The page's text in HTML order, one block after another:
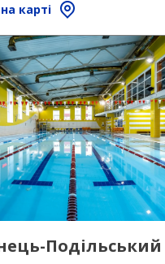
карті
Подільський